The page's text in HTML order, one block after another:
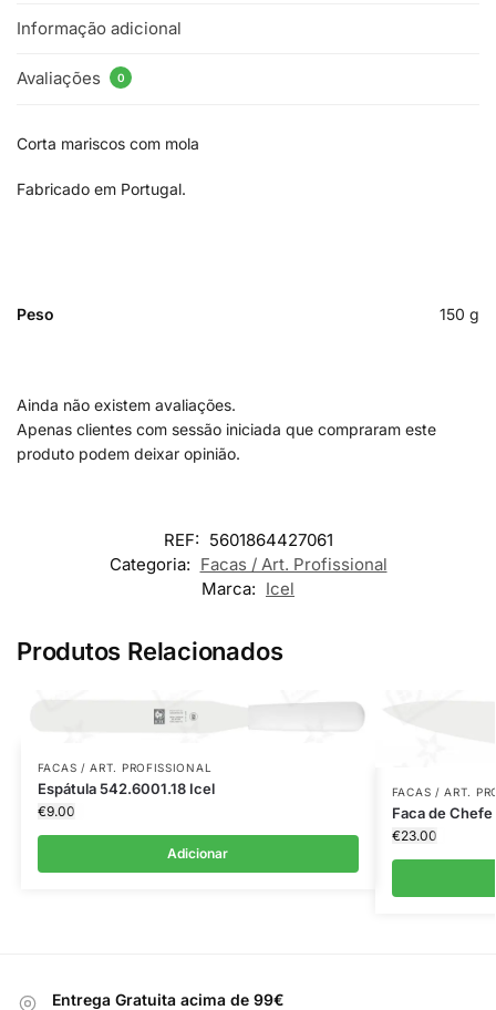
Informação adicional
Avaliações 0
Corta mariscos com mola
Fabricado em Portugal.
Peso 150 g
Ainda não existem avaliações.
Apenas clientes com sessão iniciada que compraram este
produto podem deixar opinião.
REF: 5601864427061
Categoria: Facas / Art. Profissional
Marca: Icel
Produtos Relacionados
FACAS / ART. PROFISSIONAL
Espátula 542.6001.18 Icel
€9.00
Adicionar
FACAS / ART.
Faca de
€23.00
Entrega Gratuita acima de 99€